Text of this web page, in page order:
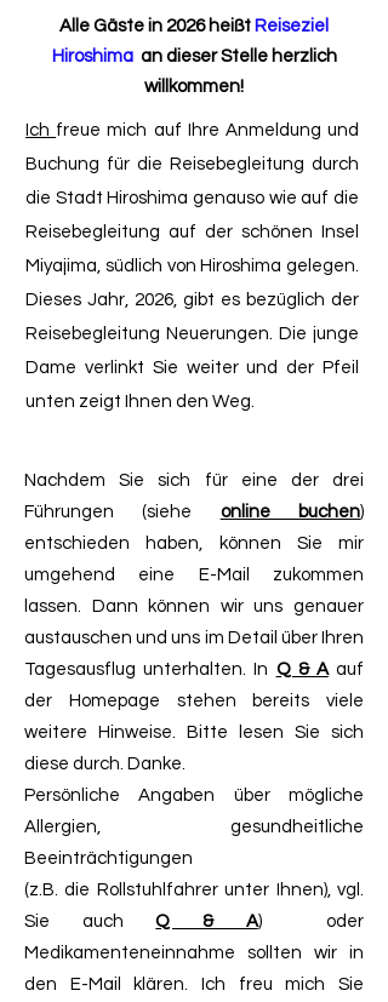
Alle Gäste in 2026 heißt Reiseziel
Hiroshimaan dieser Stelle herzlich
willkommen!
Ich freue mich auf Ihre Anmeldung und
Buchung für die Reisebegleitung durch
die Stadt Hiroshima genauso wie auf die
Reisebegleitung auf der schönen Insel
Miyajima, südlich von Hiroshima gelegen.
Dieses Jahr, 2026, gibt es bezüglich der
Reisebegleitung Neuerungen. Die junge
Dame verlinkt Sie weiter und der Pfeil
unten zeigt Ihnen den Weg.
Nachdem Sie sich für eine der drei
Führungen (siehe online buchen)
entschieden haben, können Sie mir
umgehend eine E-Mail zukommen
lassen. Dann können wir uns genauer
austauschen und uns im Detail über Ihren
Tagesausflug unterhalten. In Q & Aauf
der Homepage stehen bereits viele
weitere Hinweise. Bitte lesen Sie sich
diese durch. Danke.
Persönliche Angaben über mögliche
Allergien, gesundheitliche
Beeinträchtigungen
(z.B. die Rollstuhlfahrer unter Ihnen), vgl.
Sie auchQ & A) oder
Medikamenteneinnahme sollten wir in
den E-Mail klären. Ich freu mich Sie